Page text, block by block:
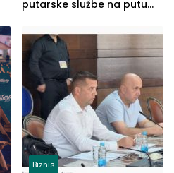
putarske službe na putu
(FOTO)
Biznis